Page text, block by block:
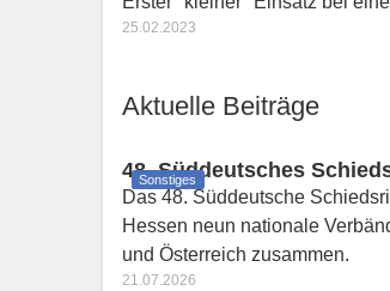
25.02.2023
Aktuelle Beiträge
Sonstiges
48. Süddeutsches
Das 48. Süddeutsche
Hessen neun nationale
und Österreich zusammen.
21.07.2026